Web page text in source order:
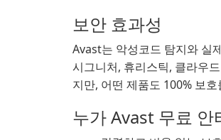
보안 효과성
Avast는 악성코드 탐지와 실
시그니처, 휴리스틱, 클라우
지만, 어떤 제품도 100% 보
누가 Avast 무료